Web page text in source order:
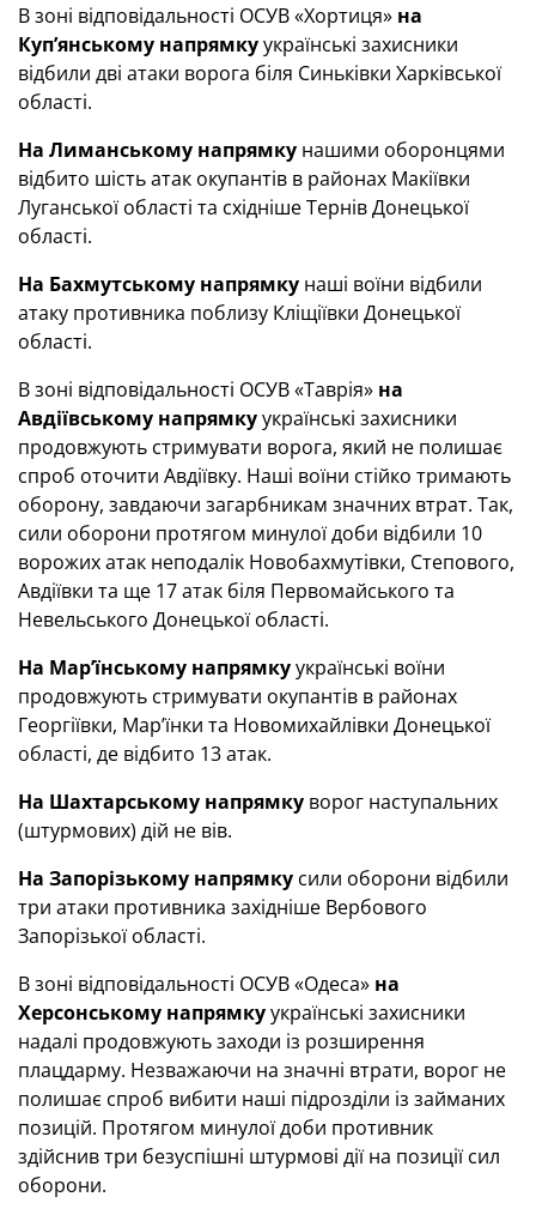
В зоні відповідальності ОСУВ «Хортиця» на
Куп’янському напрямкуукраїнські захисники
відбили дві атаки ворога біля Синьківки Харківської
області.
На Лиманському напрямку нашими оборонцями
відбито шість атак окупантів в районах Макіївки
Луганської області та східніше Тернів Донецької
області.
На Бахмутському напрямку наші воїни відбили
атаку противника поблизу Кліщіївки Донецької
області.
В зоні відповідальності ОСУВ «Таврія» на
Авдіївському напрямкуукраїнські захисники
продовжують стримувати ворога, який не полишає
спроб оточити Авдіївку. Наші воїни стійко тримають
оборону, завдаючи загарбникам значних втрат. Так,
сили оборони протягом минулої доби відбили 10
ворожих атак неподалік Новобахмутівки, Степового,
Авдіївки та ще 17 атак біля Первомайського та
Невельського Донецької області.
На Мар’їнському напрямкуукраїнські воїни
продовжують стримувати окупантів в районах
Георгіївки, Мар’їнки та Новомихайлівки Донецької
області, де відбито 13 атак.
На Шахтарському напрямку ворог наступальних
(штурмових) дій не вів.
На Запорізькому напрямку сили оборони відбили
три атаки противника західніше Вербового
Запорізької області.
В зоні відповідальності ОСУВ «Одеса» на
Херсонському напрямкуукраїнські захисники
надалі продовжують заходи із розширення
плацдарму. Незважаючи на значні втрати, ворог не
полишає спроб вибити наші підрозділи із займаних
позицій. Протягом минулої доби противник
здійснив три безуспішні штурмові дії на позиції сил
оборони.